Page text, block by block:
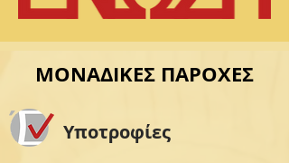
ΜΟΝΑΔΙΚΕΣ ΠΑΡΟΧΕΣ
Υποτροφίες